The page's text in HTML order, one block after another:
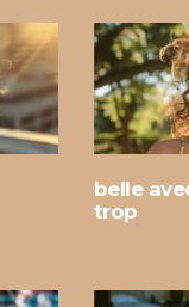
belle
trop